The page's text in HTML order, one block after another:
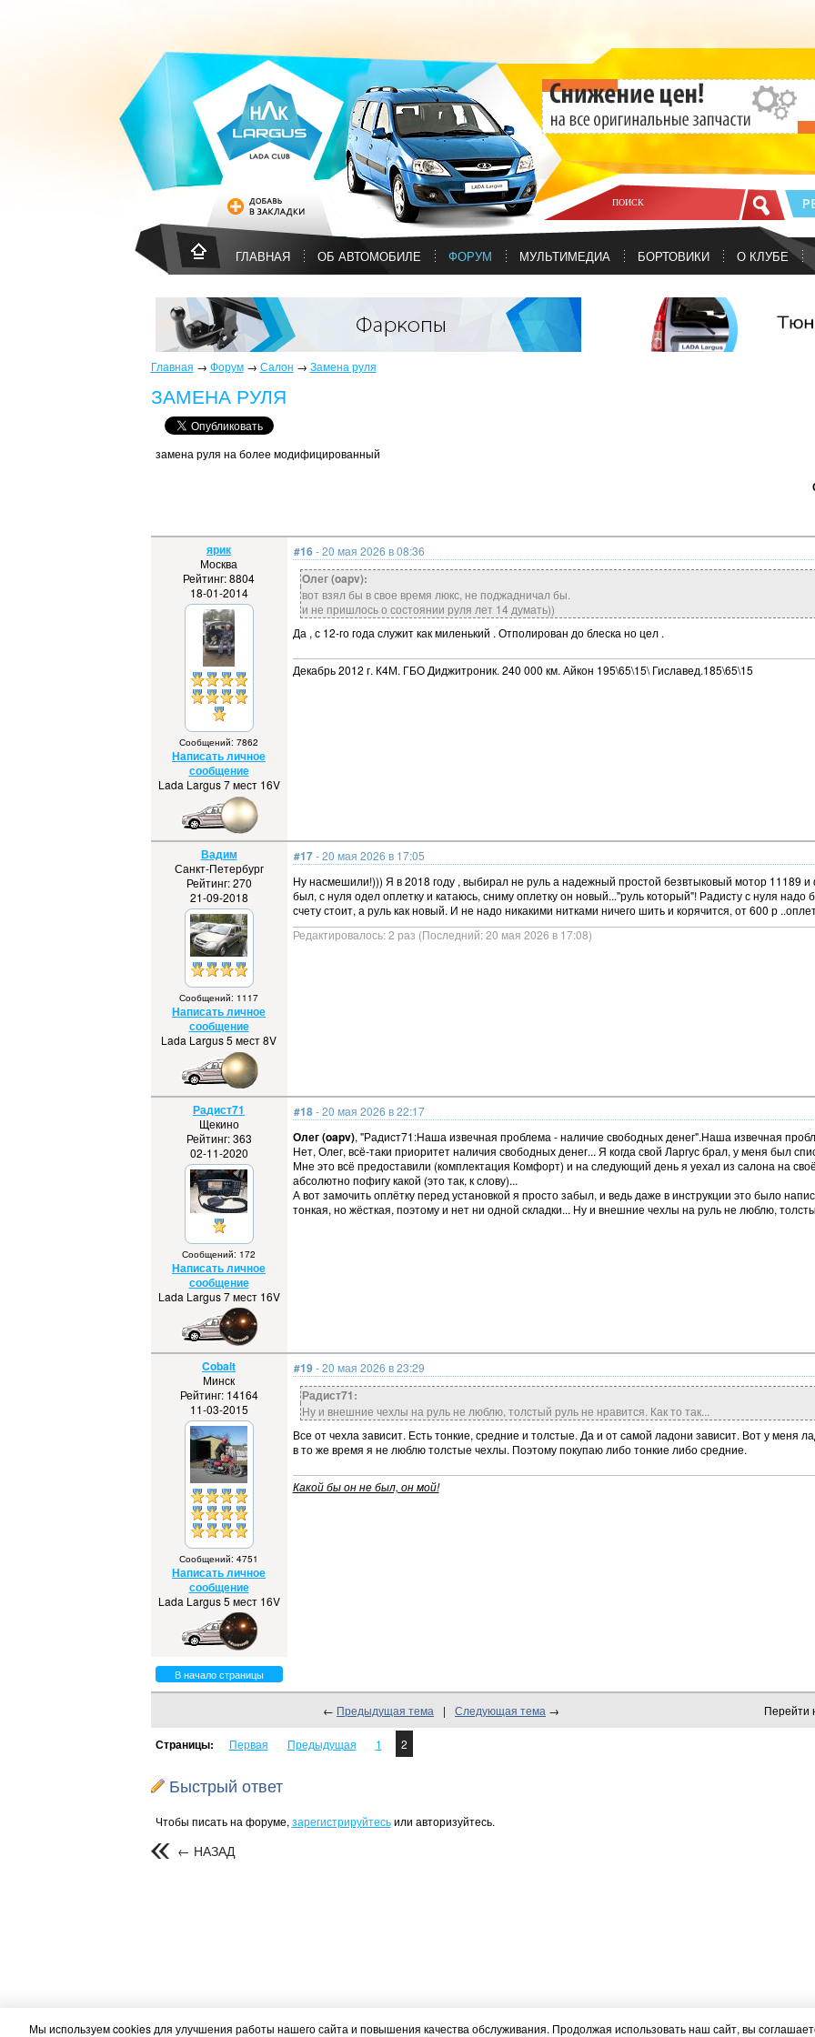
ГЛАВНАЯ ОБ АВТОМОБИЛЕ ФОРУМ МУЛЬТИМЕДИА БОРТОВИКИ О КЛУБЕ
Главная → Форум→ Салон → Замена руля
ЗАМЕНА РУЛЯ
замена руля на более модифицированный
ярик
Москва
Рейтинг: 8804
18-01-2014
Сообщений: 7862
Написать личное
сообщение
Lada Largus 7 мест 16V
#16- 20 мая 2026 в 08:36
Олег (oapv):
вот взял бы в свое время люкс, не поджадничал бы.
и не пришлось о состоянии руля лет 14 думать))
Да , с 12-го года служит как миленький . Отполирован до блеска но цел .
Декабрь 2012 г. К4М. ГБО Диджитроник. 240 000 км. Айкон 195\65\15\ Гиславед.185\65\15
Вадим
Санкт-Петербург
Рейтинг: 270
21-09-2018
Сообщений: 1117
Написать личное
сообщение
Lada Largus 5 мест 8V
#17- 20 мая 2026 в 17:05
Ну насмешили!))) Я в 2018 году , выбирал не руль а надежный простой безвтыковый мотор 11189 и
был, с нуля одел оплетку и катаюсь, сниму оплетку он новый..."руль который"! Радисту с нуля надо
счету стоит, а руль как новый. И не надо никакими нитками ничего шить и корячится, от 600 р
Редактировалось: 2 раз (Последний: 20 мая 2026 в 17:08)
Радист71
Щекино
Рейтинг: 363
02-11-2020
Сообщений: 172
Написать личное
сообщение
Lada Largus 7 мест 16V
#18- 20 мая 2026 в 22:17
Олег (oapv), "Радист71:Наша извечная проблема - наличие свободных денег".Наша извечная
Нет, Олег, всё-таки приоритет наличия свободных денег... Я когда свой Ларгус брал, у меня был
Мне это всё предоставили (комплектация Комфорт) и на следующий день я уехал из салона на
абсолютно пофигу какой (это так, к слову)...
А вот замочить оплётку перед установкой я просто забыл, и ведь даже в инструкции это было
тонкая, но жёсткая, поэтому и нет ни одной складки... Ну и внешние чехлы на руль не люблю,
Cobalt
Минск
Рейтинг: 14164
11-03-2015
Сообщений: 4751
Написать личное
сообщение
Lada Largus 5 мест 16V
#19- 20 мая 2026 в 23:29
Радист71:
Ну и внешние чехлы на руль не люблю, толстый руль не нравится. Как то так...
Все от чехла зависит. Есть тонкие, средние и толстые. Да и от самой ладони зависит. Вот у меня
в то же время я не люблю толстые чехлы. Поэтому покупаю либо тонкие либо средние.
Какой бы он не был, он мой!
В начало страницы
← Предыдущая тема | Следующая тема → Перейти
Страницы: Первая Предыдущая 1 2
Быстрый ответ
Чтобы писать на форуме, зарегистрируйтесьили авторизуйтесь.
← НАЗАД
Мы используем cookies для улучшения работы нашего сайта и повышения качества обслуживания. Продолжая использовать наш сайт, вы